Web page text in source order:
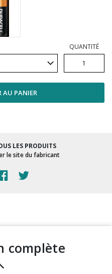
QUANTITÉ
AU PANIER
LES PRODUITS
le site du fabricant
complète